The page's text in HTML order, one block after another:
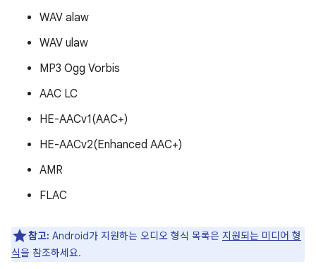
WAV alaw
WAV ulaw
MP3 Ogg Vorbis
AAC LC
HE-AACv1(AAC+)
HE-AACv2(Enhanced AAC+)
AMR
FLAC
참고: Android가 지원하는 오디오 형식 목록은 지원되는 미디어 형
식을 참조하세요.